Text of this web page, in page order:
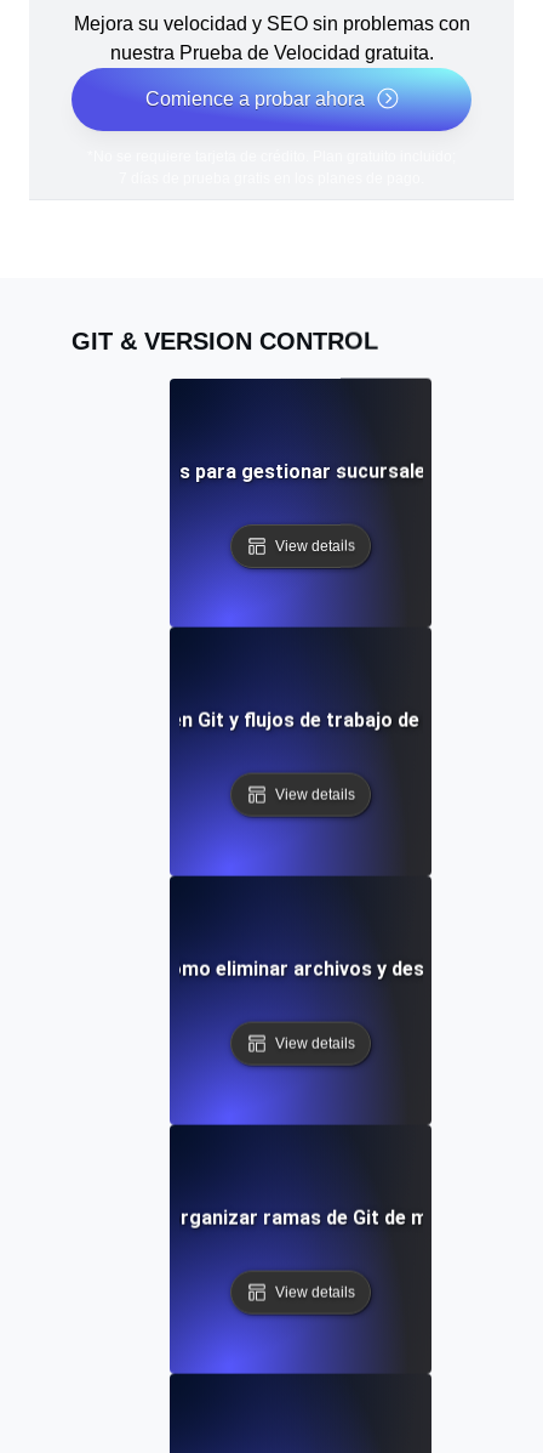
Mejora su velocidad y SEO sin problemas con
nuestra Prueba de Velocidad gratuita.
Comience a probar ahora
GIT & VERSION CONTROL
Mejores prácticas para gestionar sucursales remotas
View details
futuras en Git y flujos de trabajo de control de
View details
Git Staging: Cómo eliminar archivos y deshacer
View details
Cómo listar y organizar ramas de Git de manera
View details